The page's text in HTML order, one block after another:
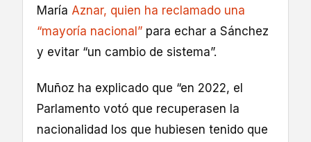
María Aznar, quien ha reclamado una
“mayoría nacional” para echar a Sánchez
y evitar “un cambio de sistema”.
Muñoz ha explicado que “en 2022, el
Parlamento votó que recuperasen la
nacionalidad los que hubiesen tenido que